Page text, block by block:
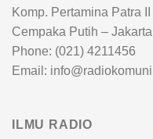
Komp. Pertamina Patra
Cempaka Putih –
Phone: (021) 4211456
Email:
ILMU RADIO